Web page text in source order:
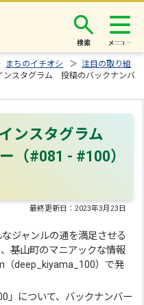
検索
まちのイチオシ ＞注目の取り組
ンスタグラム 投稿のバックナンバ
インスタグラム
（#081 - #100）
最終更新日：2023年3月23日
ジャンルの通を満足させる
基山町のマニアックな情報
（deep_kiyama_100）で発
について、バックナンバー